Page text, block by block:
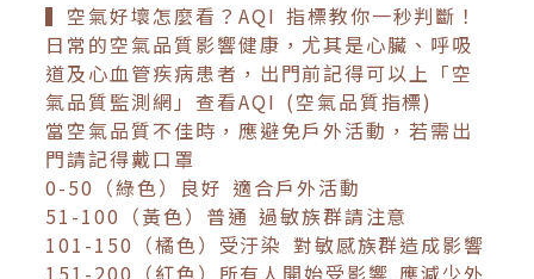
▍空氣好壞怎麼看？AQI 指標教你一秒判斷！
日常的空氣品質影響健康，尤其是心臟、呼吸
道及心血管疾病患者，出門前記得可以上「空
氣品質監測網」查看AQI (空氣品質指標)
當空氣品質不佳時，應避免戶外活動，若需出
門請記得戴口罩
0-50（綠色）良好 適合戶外活動
51-100（黃色）普通 過敏族群請注意
101-150（橘色）受汙染 對敏感族群造成影響